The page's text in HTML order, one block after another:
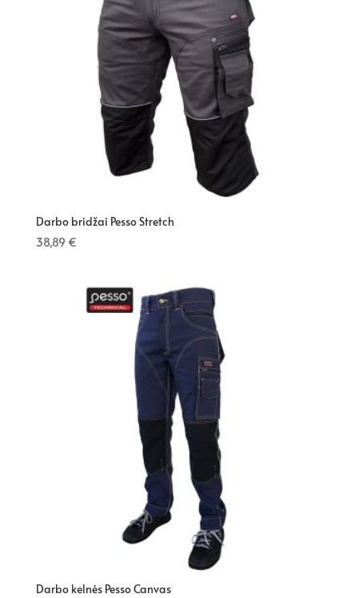
Darbo bridžai Pesso Stretch
38,89 €
Darbo kelnės Pesso Canvas